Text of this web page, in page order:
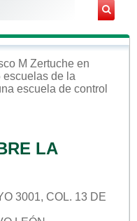
M Zertuche en
escuelas de la
escuela de control
LA
3001, COL. 13 DE